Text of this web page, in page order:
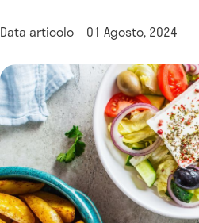
Data articolo – 01 Agosto, 2024